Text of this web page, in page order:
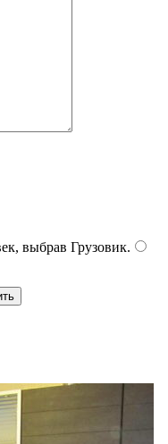
выбрав Грузовик.